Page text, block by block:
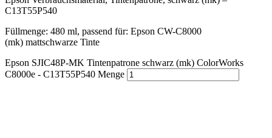
C13T55P540
Füllmenge: 480 ml, passend für: Epson CW-C8000
(mk) mattschwarze Tinte
Epson SJIC48P-MK Tintenpatrone schwarz (mk) ColorWorks
C8000e - C13T55P540 Menge